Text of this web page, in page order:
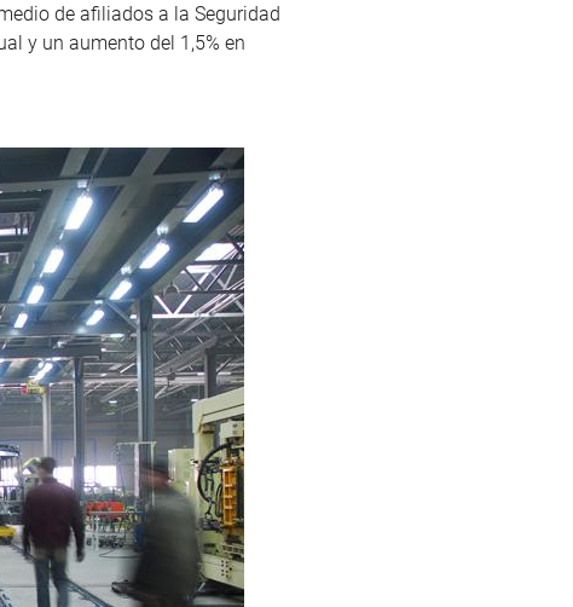
de afiliados a la Seguridad
y un aumento del 1,5% en